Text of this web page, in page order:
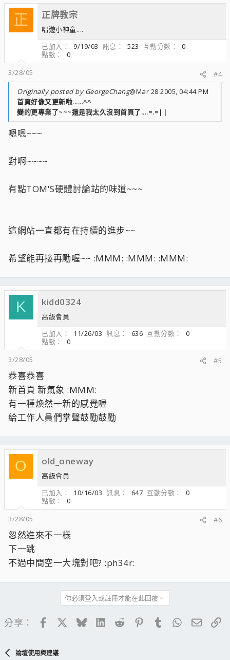
正 正牌教宗
唱遊小神童....
已加入
9/19/03 訊息 523 互動分數
0
點數
0
3/28/05
#4
Originally posted by GeorgeChang@Mar 28 2005, 04:44 PM
首頁好像又更新啦......^^
變的更專業了~~~還是我太久沒到首頁了....=.=||
嗯嗯~~~
對啊~~~~
有點TOM'S硬體討論站的味道~~~
這網站一直都有在持續的進步~~
希望能再接再勵喔~~ :MMM: :MMM: :MMM:
K kidd0324
高級會員
已加入
11/26/03 訊息 636 互動分數
0
點數
0
3/28/05
#5
恭喜恭喜
新首頁 新氣象 :MMM:
有一種煥然一新的感覺喔
給工作人員們掌聲鼓勵鼓勵
O old_oneway
高級會員
已加入
10/16/03 訊息 647 互動分數
0
點數
0
3/28/05
#6
忽然進來不一樣
下一跳
不過中間空一大塊對吧? :ph34r:
你必須登入或註冊才能在此回覆。
分享： FacebookBlueskyLinkedIn
Reddit PinterestTumblrWhatsApp
電子
論壇使用與建議